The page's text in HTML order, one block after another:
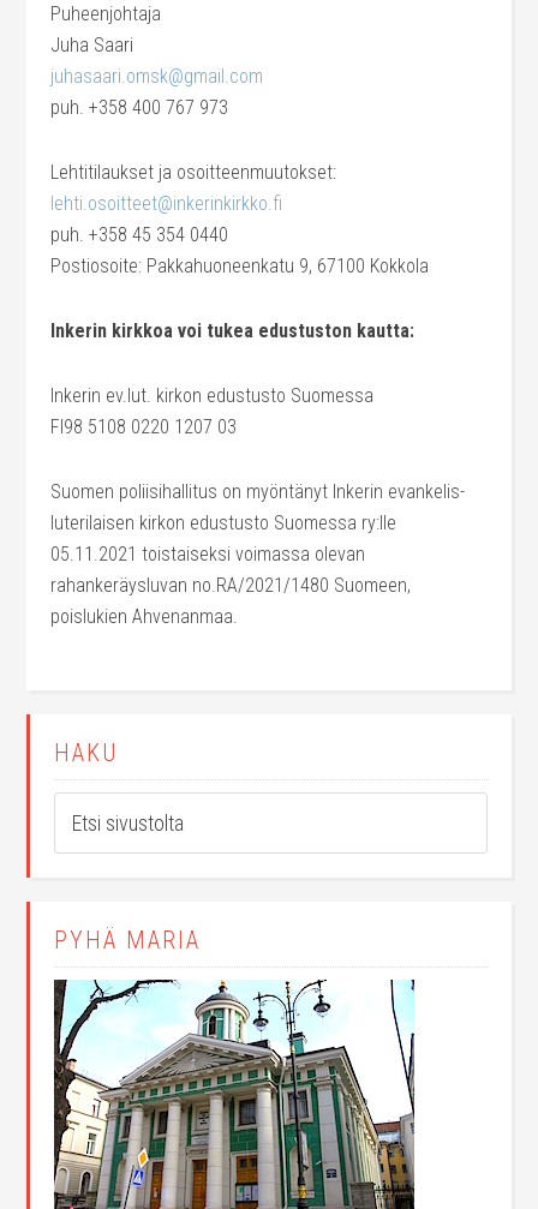
Puheenjohtaja
Juha Saari
juhasaari.omsk@gmail.com
puh. +358 400 767 973
Lehtitilaukset ja osoitteenmuutokset:
lehti.osoitteet@inkerinkirkko.fi
puh. +358 45 354 0440
Postiosoite: Pakkahuoneenkatu 9, 67100 Kokkola
Inkerin kirkkoa voi tukea edustuston kautta:
Inkerin ev.lut. kirkon edustusto Suomessa
FI98 5108 0220 1207 03
Suomen poliisihallitus on myöntänyt Inkerin evankelis-
luterilaisen kirkon edustusto Suomessa ry:lle
05.11.2021 toistaiseksi voimassa olevan
rahankeräysluvan no. RA/2021/1480 Suomeen,
poislukien Ahvenanmaa.
HAKU
PYHÄ MARIA